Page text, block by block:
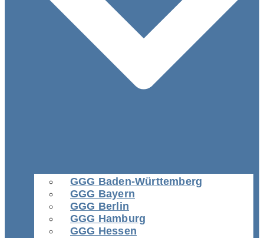
GGG Baden-Württemberg
GGG Bayern
GGG Berlin
GGG Hamburg
GGG Hessen